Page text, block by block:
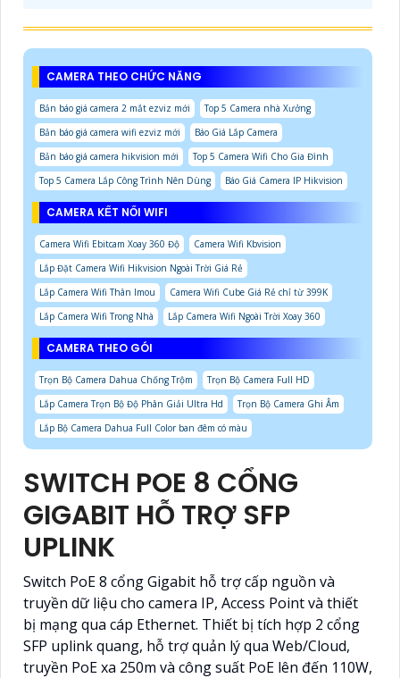
CAMERA THEO CHỨC NĂNG
Bản báo giá camera 2 mắt ezviz mới
Top 5 Camera nhà Xưởng
Bản báo giá camera wifi ezviz mới
Báo Giá Lắp Camera
Bản báo giá camera hikvision mới
Top 5 Camera Wifi Cho Gia Đình
Top 5 Camera Lắp Công Trình Nên Dùng
Báo Giá Camera IP Hikvision
CAMERA KẾT NỐI WIFI
Camera Wifi Ebitcam Xoay 360 Độ
Camera Wifi Kbvision
Lắp Đặt Camera Wifi Hikvision Ngoài Trời Giá Rẻ
Lắp Camera Wifi Thân Imou
Camera Wifi Cube Giá Rẻ chỉ từ 399K
Lắp Camera Wifi Trong Nhà
Lắp Camera Wifi Ngoài Trời Xoay 360
CAMERA THEO GÓI
Trọn Bộ Camera Dahua Chống Trộm
Trọn Bộ Camera Full HD
Lắp Camera Trọn Bộ Độ Phân Giải Ultra Hd
Trọn Bộ Camera Ghi Âm
Lắp Bộ Camera Dahua Full Color ban đêm có màu
SWITCH POE 8 CỔNG
GIGABIT HỖ TRỢ SFP
UPLINK
Switch PoE 8 cổng Gigabit hỗ trợ cấp nguồn và
truyền dữ liệu cho camera IP, Access Point và thiết
bị mạng qua cáp Ethernet. Thiết bị tích hợp 2 cổng
SFP uplink quang, hỗ trợ quản lý qua Web/Cloud,
truyền PoE xa 250m và công suất PoE lên đến 110W,